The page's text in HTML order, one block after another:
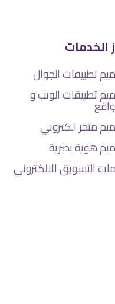
الخدمات
تطبيقات الجوال
تطبيقات الويب و
متجر الكتروني
هوية بصرية
التسويق الالكتروني